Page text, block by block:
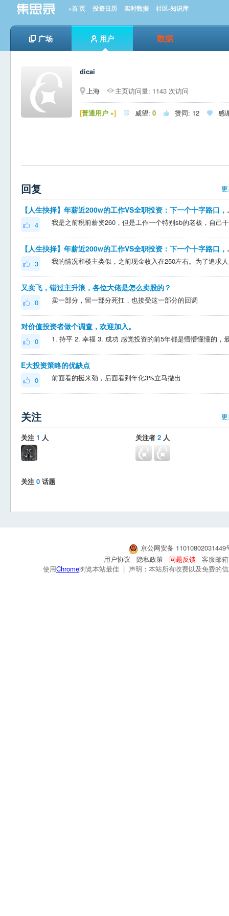
»首 页 投资日历 实时数据 社区-知识库
广场 用户 数据
dicai
上海
主页访问量: 1143 次访问
[普通用户 »]  威望: 0  赞同: 12  感
回复
【人生抉择】
4
【人生抉择】
3
又卖飞，错过主升浪，各位大佬是怎么卖股的？
0 卖一部分，留一部分死扛，也接受这一部分的回调
对价值投资者做个调查，欢迎加入。
0
E大投资策略的优缺点
0 前面看的挺来劲，后面看到年化3%立马撤出
关注
关注 1 人 关注者 2 人
关注 0 话题
京公网安备
用户协议
隐私政策 问题反馈
客服邮
使用Chrome浏览本站最佳 | 声明：本站所有收费以及免费的